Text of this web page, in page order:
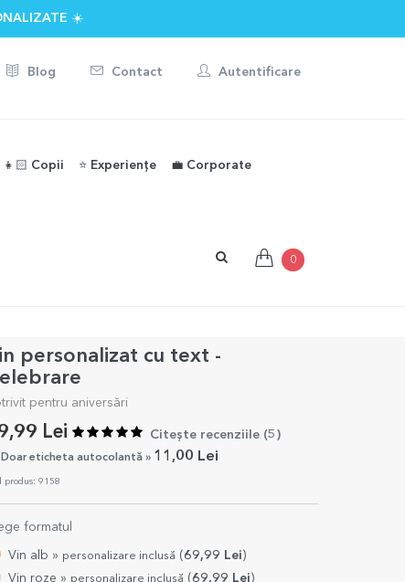
☀️
Blog Contact Autentificare
👧🏻 Copii ⭐️ Experiențe 💼 Corporate
0
personalizat cu text -
pentru aniversări
Lei Citește recenziile (5 )
eticheta autocolantă » 11,00 Lei
produs: 9158
formatul
Vin alb » personalizare inclusă (69,99 Lei)
Vin roze » personalizare inclusă ( 69,99 Lei )